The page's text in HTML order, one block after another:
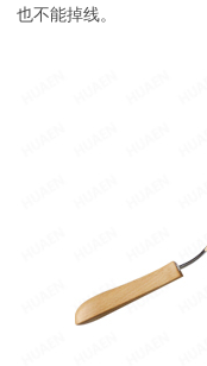
也不能掉线。